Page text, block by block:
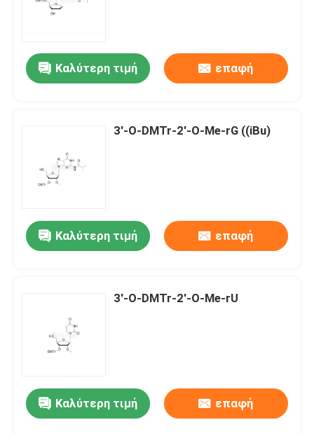
Καλύτερη τιμή επαφή
3'-O-DMTr-2'-O-Me-rG ((iBu)
Καλύτερη τιμή επαφή
3'-O-DMTr-2'-O-Me-rU
Καλύτερη τιμή επαφή